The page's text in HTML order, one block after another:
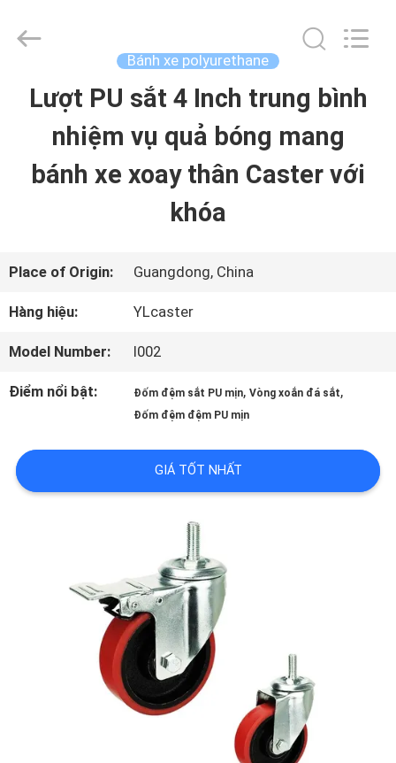
NHÀ
SẢN
VIDEO
TÔI
THAM
Ylcaster
Bánh xe polyurethane
Lượt PU sắt 4 Inch trung bình
nhiệm vụ quả bóng mang
bánh xe xoay thân Caster với
khóa
Place of Origin: Guangdong, China
Hàng hiệu: YLcaster
Model Number: I002
Điểm nổi bật: Đốm đệm sắt PU mịn,Vòng xoắn đá sắt,
Đốm đệm đệm PU mịn
GIÁ TỐT NHẤT